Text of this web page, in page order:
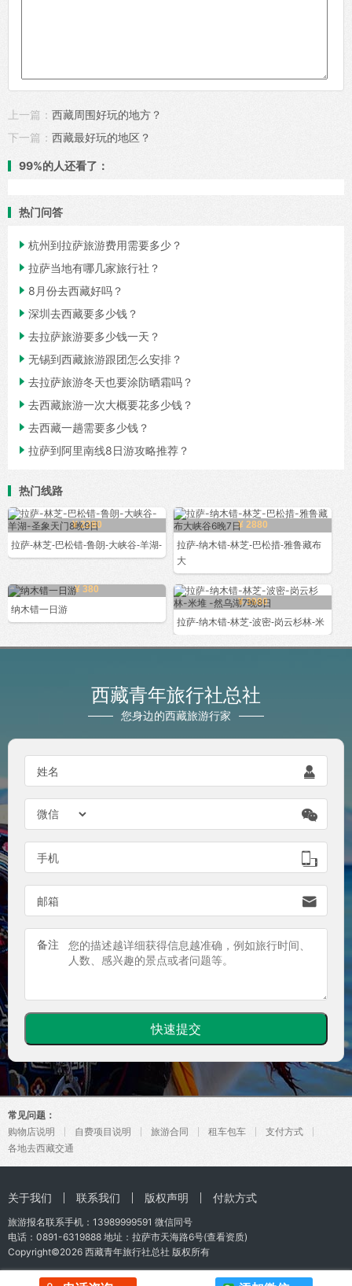
上一篇： 西藏周围好玩的地方？
下一篇： 西藏最好玩的地区？
99%的人还看了：
热门问答
 杭州到拉萨旅游费用需要多少？
 拉萨当地有哪几家旅行社？
 8月份去西藏好吗？
 深圳去西藏要多少钱？
 去拉萨旅游要多少钱一天？
 无锡到西藏旅游跟团怎么安排？
 去拉萨旅游冬天也要涂防晒霜吗？
 去西藏旅游一次大概要花多少钱？
 去西藏一趟需要多少钱？
 拉萨到阿里南线8日游攻略推荐？
热门线路
¥ 2280
拉萨-林芝-巴松错-鲁朗-大峡谷-羊湖-
¥ 2880
拉萨-纳木错-林芝-巴松措-雅鲁藏布
大
¥ 380
纳木错一日游
¥ 3980
拉萨-纳木错-林芝-波密-岗云杉林-米
西藏青年旅行社总社
您身边的西藏旅游行家
姓名 

手机 
邮箱 
备注
常见问题：
购物店说明
自费项目说明 旅游合同 租车包车
支付方式
各地去西藏交通
关于我们 联系我们 版权声明 付款方式
旅游报名联系手机： 13989999591 微信同号
电话：0891-6319888 地址：拉萨市天海路6号(查看资质)
Copyright©2026 西藏青年旅行社总社 版权所有